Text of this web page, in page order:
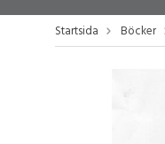
Startsida
Böcker